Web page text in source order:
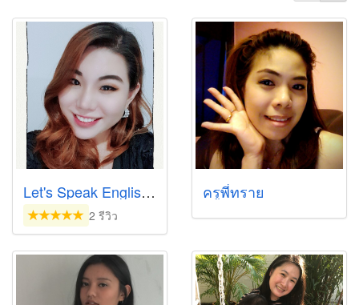
Let's Speak English-Chinese
2 รีวิว
ครูพี่ทราย